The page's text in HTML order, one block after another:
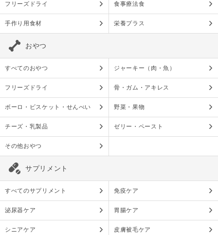
フリーズドライ 食事療法食
手作り用食材 栄養プラス
おやつ
すべてのおやつ ジャーキー（肉・魚）
フリーズドライ 骨・ガム・アキレス
ボーロ・ビスケット・せんべい 野菜・果物
チーズ・乳製品 ゼリー・ペースト
その他おやつ
サプリメント
すべてのサプリメント 免疫ケア
泌尿器ケア 胃腸ケア
シニアケア 皮膚被毛ケア